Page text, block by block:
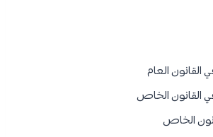
القانون العام
القانون الخاص
الخاص